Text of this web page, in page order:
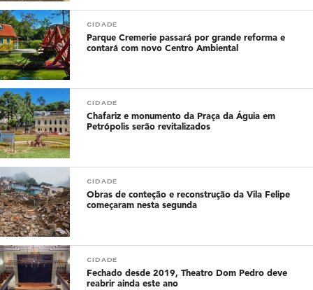
CIDADE
Parque Cremerie passará por grande reforma e
contará com novo Centro Ambiental
CIDADE
Chafariz e monumento da Praça da Águia em
Petrópolis serão revitalizados
CIDADE
Obras de conteção e reconstrução da Vila Felipe
começaram nesta segunda
CIDADE
Fechado desde 2019, Theatro Dom Pedro deve
reabrir ainda este ano